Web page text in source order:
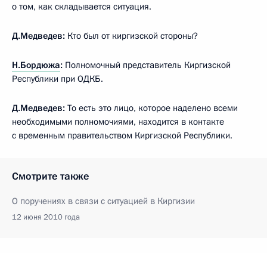
о том, как складывается ситуация.
Д.Медведев: Кто был от киргизской стороны?
Н.Бордюжа: Полномочный представитель Киргизской
Республики при ОДКБ.
Д.Медведев: То есть это лицо, которое наделено всеми
необходимыми полномочиями, находится в контакте
с временным правительством Киргизской Республики.
Смотрите также
О поручениях в связи с ситуацией в Киргизии
12 июня 2010 года